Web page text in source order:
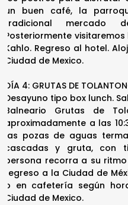
buen café, la
mercado
visitaremos
Regreso al hotel.
de Mexico.
4: GRUTAS DE
tipo box lunch.
Grutas de
a las
pozas de aguas
y gruta, con
recorra a su ritmo
a la Ciudad de
en cafetería según hora
de Mexico.